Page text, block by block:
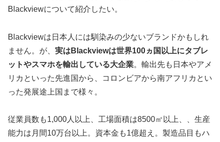
Blackviewについて紹介したい。
Blackviewは日本人には馴染みの少ないブランドかもしれ
ません。が、 実はBlackviewは世界100ヵ国以上にタブレ
ットやスマホを輸出している大企業。輸出先も日本やアメ
リカといった先進国から、コロンビアから南アフリカとい
った発展途上国まで様々。
従業員数も1,000人以上、工場面積は8500㎡以上、、生産
能力は月間10万台以上。資本金も1億超え。製造品目もハ